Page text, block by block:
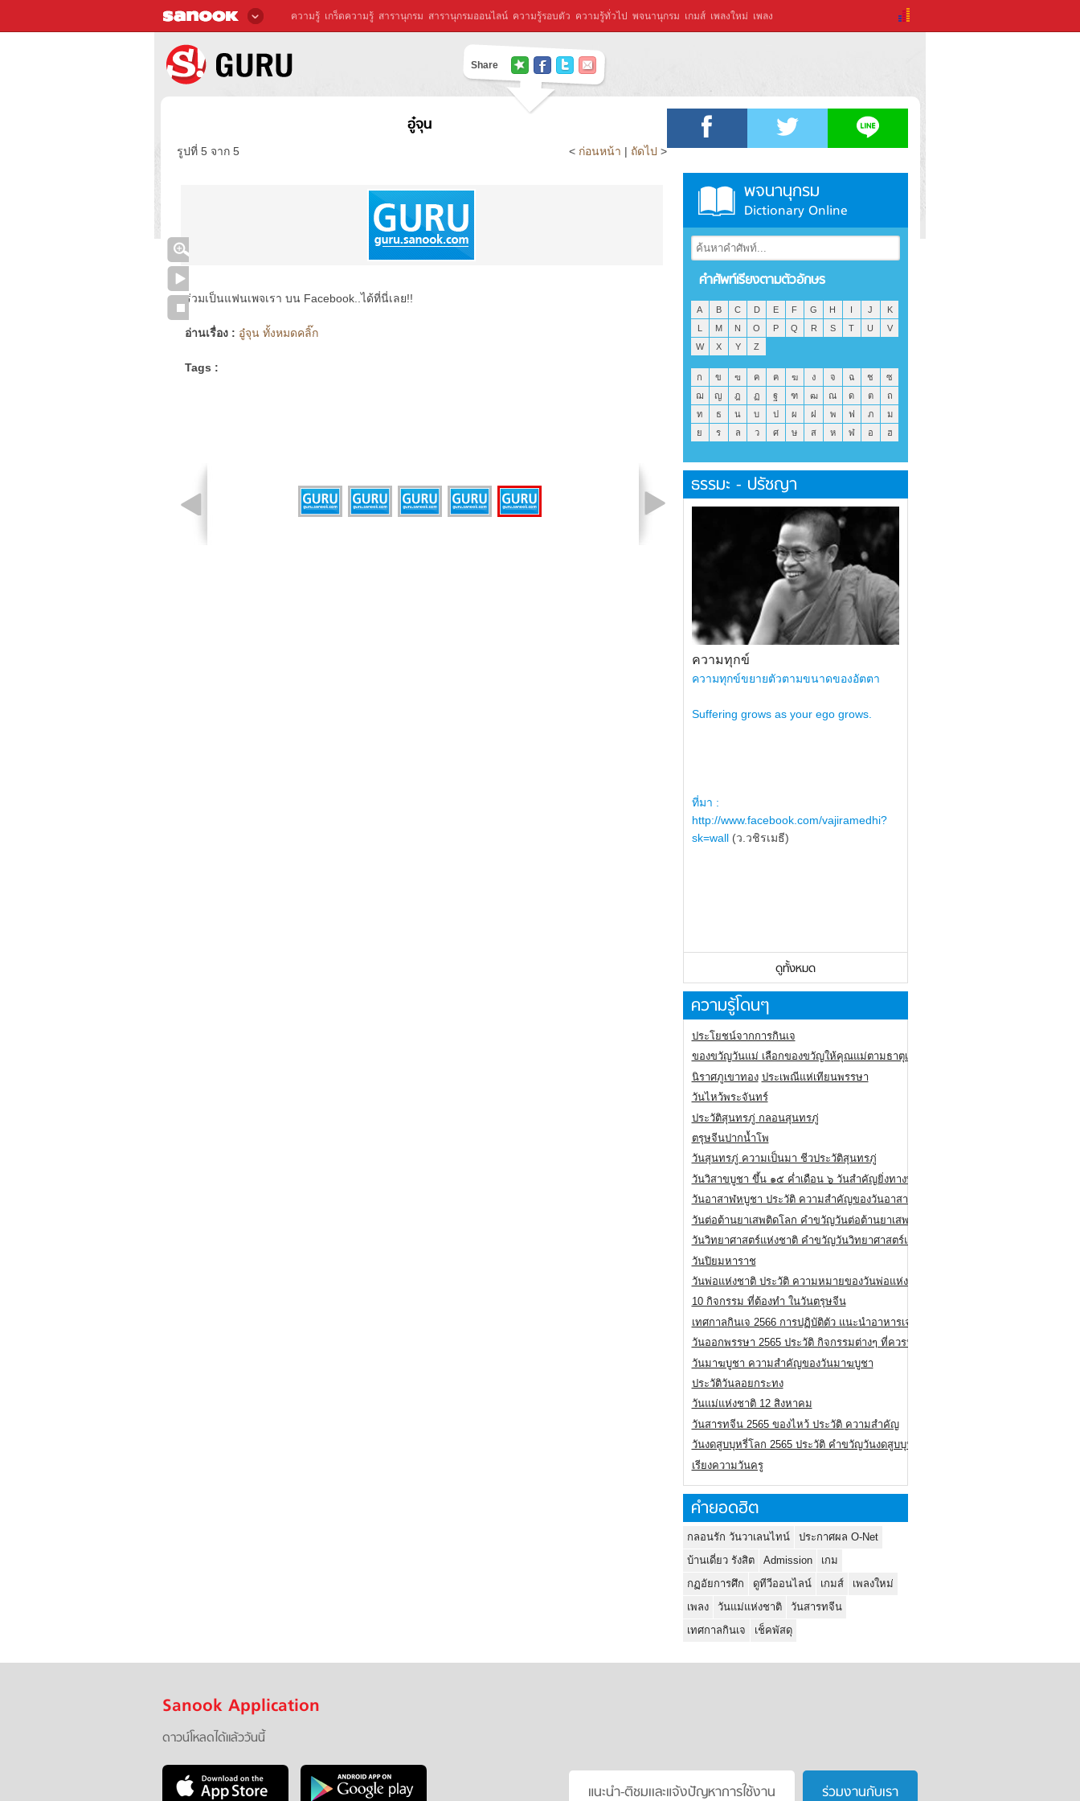
ความรู้ เกร็ดความรู้ สารานุกรม สารานุกรมออนไลน์ ความรู้รอบตัว ความรู้ทั่วไป พจนานุกรม เกมส์ เพลงใหม่ เพลง
Share
อู๋จุน
รูปที่ 5 จาก 5 < ก่อนหน้า | ถัดไป >
ร่วมเป็นแฟนเพจเรา บน Facebook..ได้ที่นี่เลย!!
อ่านเรื่อง : อู๋จุน ทั้งหมดคลิ๊ก
Tags :
พจนานุกรม
Dictionary Online
คำศัพท์เรียงตามตัวอักษร
A B C D E F G H I J
K
L
M N O P Q R S T U
V
W
X Y Z
ก ข ฃ ค ฅ ฆ ง จ ฉ ช
ซ
ฌ
ญ ฎ ฏ ฐ ฑ ฒ ณ ด ต
ถ
ท
ธ น บ ป ผ ฝ พ ฟ ภ
ม
ย
ร ล ว ศ ษ ส ห ฬ อ ฮ
ธรรมะ - ปรัชญา
ความทุกข์
ความทุกข์ขยายตัวตามขนาดของอัตตา
Suffering grows as your ego grows.
ที่มา :
http://www.facebook.com/vajiramedhi?
sk=wall (ว.วชิรเมธี)
ดูทั้งหมด
ความรู้โดนๆ
ประโยชน์จากการกินเจ
ของขวัญวันแม่ เลือกของขวัญให้คุณแม่ตามธาตุเกิด
นิราศภูเขาทอง ประเพณีแห่เทียนพรรษา
วันไหว้พระจันทร์
ประวัติสุนทรภู่ กลอนสุนทรภู่
ตรุษจีนปากน้ำโพ
วันสุนทรภู่ ความเป็นมา ชีวประวัติสุนทรภู่
วันวิสาขบูชา ขึ้น ๑๕ ค่ำเดือน ๖ วันสำคัญยิ่งทางพระพุทธศาสนา
วันอาสาฬหบูชา ประวัติ ความสําคัญของวันอาสาฬหบูชา
วันต่อต้านยาเสพติดโลก คำขวัญวันต่อต้านยาเสพติดสากล
วันวิทยาศาสตร์แห่งชาติ คำขวัญวันวิทยาศาสตร์แห่งชาติ
วันปิยมหาราช
วันพ่อแห่งชาติ ประวัติ ความหมายของวันพ่อแห่งชาติ
10 กิจกรรม ที่ต้องทำ ในวันตรุษจีน
เทศกาลกินเจ 2566 การปฏิบัติตัว แนะนำอาหารเจ
วันออกพรรษา 2565 ประวัติ กิจกรรมต่างๆ ที่ควรปฏิบัติ
วันมาฆบูชา ความสำคัญของวันมาฆบูชา
ประวัติวันลอยกระทง
วันแม่แห่งชาติ 12 สิงหาคม
วันสารทจีน 2565 ของไหว้ ประวัติ ความสำคัญ
วันงดสูบบุหรี่โลก 2565 ประวัติ คำขวัญวันงดสูบบุหรี่โลก
เรียงความวันครู
คำยอดฮิต
กลอนรัก วันวาเลนไทน์
ประกาศผล O-Net
บ้านเดี่ยว รังสิต
Admission
เกม
กฏอัยการศึก
ดูทีวีออนไลน์ เกมส์
เพลงใหม่
เพลง
วันแม่แห่งชาติ
วันสารทจีน
เทศกาลกินเจ
เช็คพัสดุ
Sanook Application
ดาวน์โหลดได้แล้ววันนี้
แนะนำ-ติชมเเละแจ้งปัญหาการใช้งาน ร่วมงานกับเรา